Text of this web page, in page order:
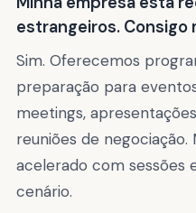
estrangeiros. Consigo
Sim. Oferecemos
preparação para
meetings,
reuniões de
acelerado com sessões
cenário.